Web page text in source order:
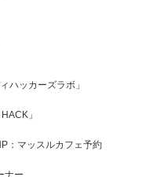
に…
ハッカーズラボ」
」
：マッスルカフェ予約
ナー